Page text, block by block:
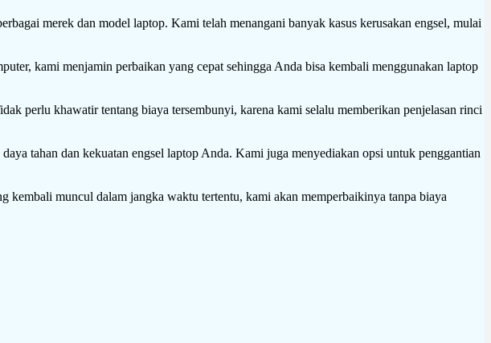
merek dan model laptop. Kami telah menangani banyak kasus kerusakan engsel, mulai
kami menjamin perbaikan yang cepat sehingga Anda bisa kembali menggunakan laptop
perlu khawatir tentang biaya tersembunyi, karena kami selalu memberikan penjelasan rinci
tahan dan kekuatan engsel laptop Anda. Kami juga menyediakan opsi untuk penggantian
kembali muncul dalam jangka waktu tertentu, kami akan memperbaikinya tanpa biaya